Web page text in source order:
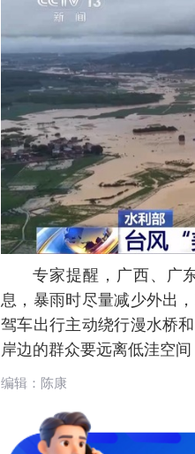
专家提醒，广西、广
息，暴雨时尽量减少外出
驾车出行主动绕行漫水桥
岸边的群众要远离低洼空
编辑：陈康